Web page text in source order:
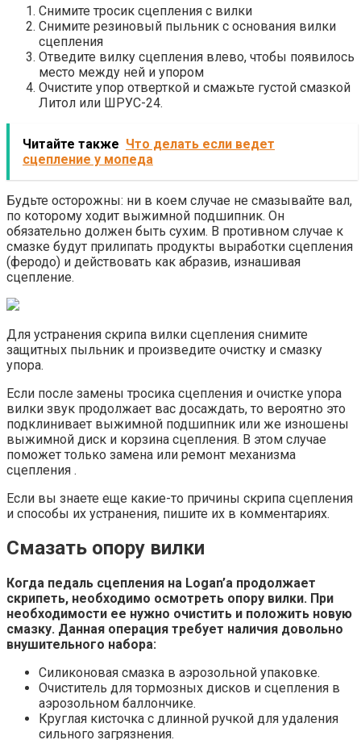
Снимите тросик сцепления с вилки
Снимите резиновый пыльник с основания вилки
сцепления
Отведите вилку сцепления влево, чтобы появилось
место между ней и упором
Очистите упор отверткой и смажьте густой смазкой
Литол или ШРУС-24.
Читайте также Что делать если ведет
сцепление у мопеда
Будьте осторожны: ни в коем случае не смазывайте вал,
по которому ходит выжимной подшипник. Он
обязательно должен быть сухим. В противном случае к
смазке будут прилипать продукты выработки сцепления
(феродо) и действовать как абразив, изнашивая
сцепление.
Для устранения скрипа вилки сцепления снимите
защитных пыльник и произведите очистку и смазку
упора.
Если после замены тросика сцепления и очистке упора
вилки звук продолжает вас досаждать, то вероятно это
подклинивает выжимной подшипник или же изношены
выжимной диск и корзина сцепления. В этом случае
поможет только замена или ремонт механизма
сцепления .
Если вы знаете еще какие-то причины скрипа сцепления
и способы их устранения, пишите их в комментариях.
Смазать опору вилки
Когда педаль сцепления на Logan’а продолжает
скрипеть, необходимо осмотреть опору вилки. При
необходимости ее нужно очистить и положить новую
смазку. Данная операция требует наличия довольно
внушительного набора:
Силиконовая смазка в аэрозольной упаковке.
Очиститель для тормозных дисков и сцепления в
аэрозольном баллончике.
Круглая кисточка с длинной ручкой для удаления
сильного загрязнения.